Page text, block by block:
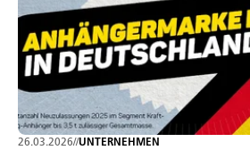
26.03.2026//UNTERNEHMEN